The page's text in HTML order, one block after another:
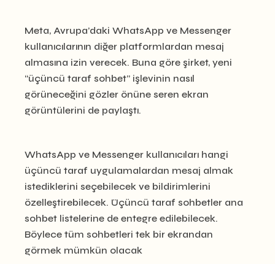
Meta, Avrupa’daki WhatsApp ve Messenger
kullanıcılarının diğer platformlardan mesaj
almasına izin verecek. Buna göre şirket, yeni
“üçüncü taraf sohbet” işlevinin nasıl
görüneceğini gözler önüne seren ekran
görüntülerini de paylaştı.
WhatsApp ve Messenger kullanıcıları hangi
üçüncü taraf uygulamalardan mesaj almak
istediklerini seçebilecek ve bildirimlerini
özelleştirebilecek. Üçüncü taraf sohbetler ana
sohbet listelerine de entegre edilebilecek.
Böylece tüm sohbetleri tek bir ekrandan
görmek mümkün olacak